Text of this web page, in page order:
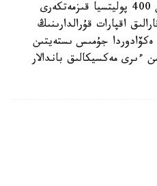
باقىلاۋدى قالپىنا كەلتىرۋ ءۇشىن 400 پوليتسيا قىزمەتكەرى
اقپارات قۇرالدارىنىڭ
ەكۆادوردا جۇمىس ىستەيتىن
ءىرى مەكسيكالىق باندالار